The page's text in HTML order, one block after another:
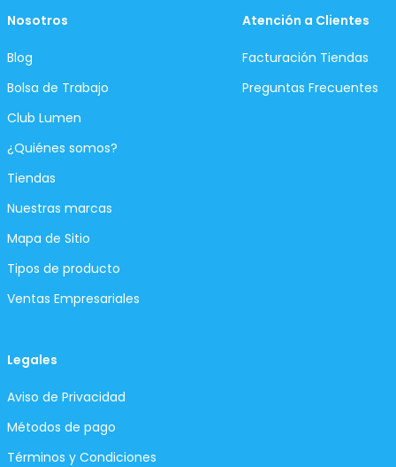
Nosotros
Blog
Bolsa de Trabajo
Club Lumen
¿Quiénes somos?
Tiendas
Nuestras marcas
Mapa de Sitio
Tipos de producto
Ventas Empresariales
Atención a Clientes
Facturación Tiendas
Preguntas Frecuentes
Legales
Aviso de Privacidad
Métodos de pago
Términos y Condiciones